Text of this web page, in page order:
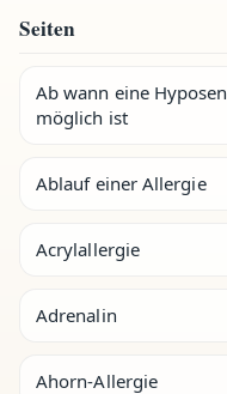
Seiten
Ab wann eine
möglich ist
Ablauf einer Allergie
Acrylallergie
Adrenalin
Ahorn-Allergie